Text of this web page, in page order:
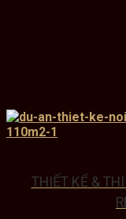
THIẾT KẾ &